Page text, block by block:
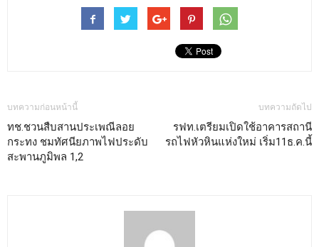
บทความก่อนหน้านี้
ทช.ชวนสืบสานประเพณีลอย
กระทง ชมทัศนียภาพไฟประดับ
สะพานภูมิพล 1,2
บทความถัดไป
รฟท.เตรียมเปิดใช้อาคารสถานี
รถไฟหัวหินแห่งใหม่ เริ่ม11ธ.ค.นี้